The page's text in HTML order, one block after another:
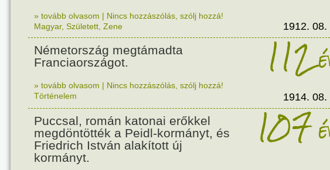
» tovább olvasom | Nincs hozzászólás, szólj hozzá!
Magyar, Született Zene 1912. 08.
Németország megtámadta
Franciaországot.
112
» tovább olvasom | Nincs hozzászólás, szólj hozzá!
Történelem
1914. 08.
Puccsal, román katonai erőkkel
megdöntötték a Peidl-kormányt, és
Friedrich István alakított új
kormányt.
107